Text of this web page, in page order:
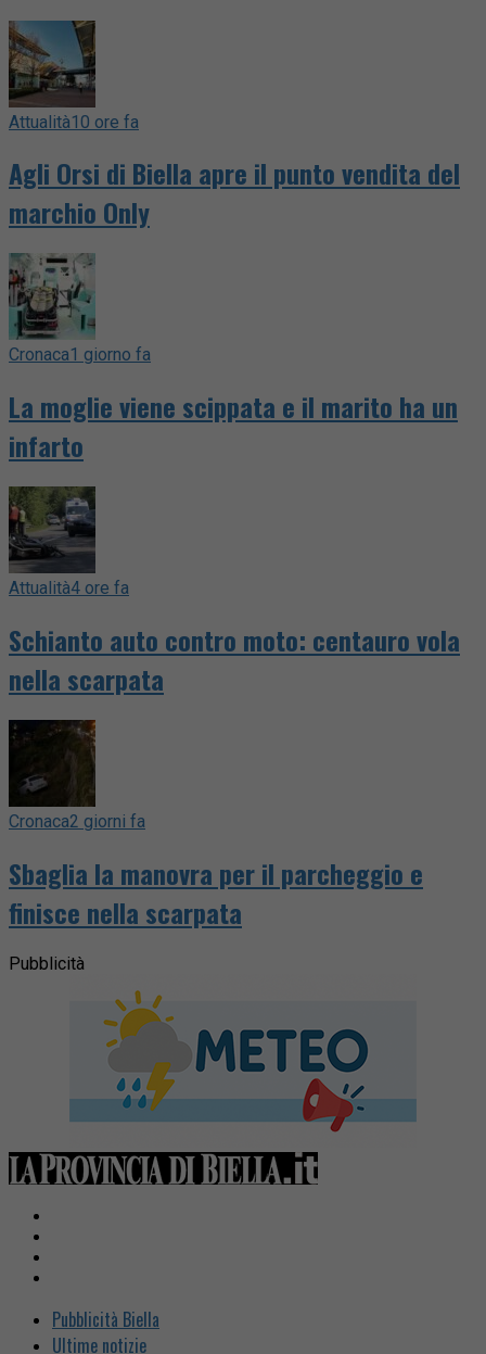
Attualità10 ore fa
Agli Orsi di Biella apre il punto vendita del
marchio Only
Cronaca1 giorno fa
La moglie viene scippata e il marito ha un
infarto
Attualità4 ore fa
Schianto auto contro moto: centauro vola
nella scarpata
Cronaca2 giorni fa
Sbaglia la manovra per il parcheggio e
finisce nella scarpata
Pubblicità
Pubblicità Biella
Ultime notizie